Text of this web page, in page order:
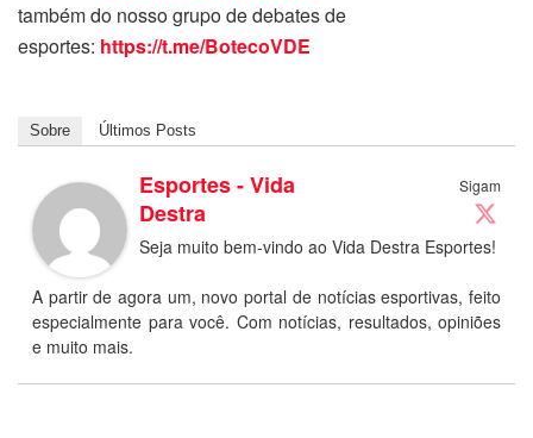
também do nosso grupo de debates de
esportes: https://t.me/BotecoVDE
Sobre Últimos Posts
Sigam
Esportes - Vida
Destra
Seja muito bem-vindo ao Vida Destra Esportes!
A partir de agora um, novo portal de notícias esportivas, feito
especialmente para você. Com notícias, resultados, opiniões
e muito mais.